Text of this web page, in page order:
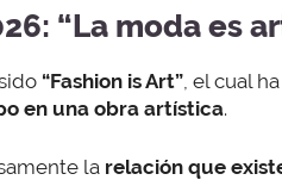
“La moda es
“Fashion is Art”, el cual
en una obra artística.
la relación que